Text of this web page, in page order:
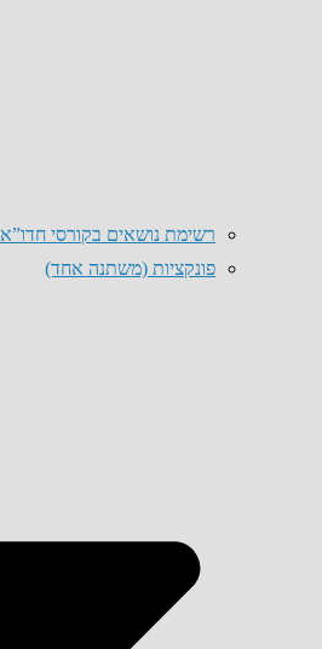
רשימת נושאים בקורסי חדו”א
פונקציות (משתנה אחד)